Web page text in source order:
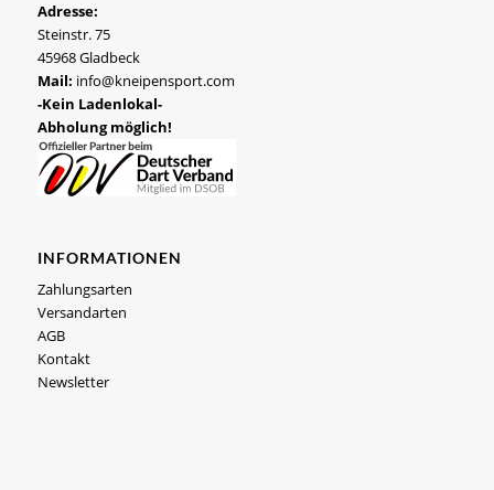
Adresse:
Steinstr. 75
45968 Gladbeck
Mail: info@kneipensport.com
-Kein Ladenlokal-
Abholung möglich!
INFORMATIONEN
Zahlungsarten
Versandarten
AGB
Kontakt
Newsletter